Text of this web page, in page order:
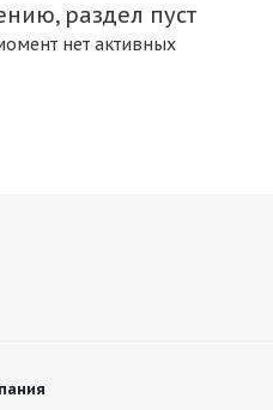
раздел пуст
нет активных